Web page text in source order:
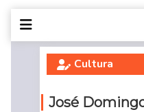
Cultura
José